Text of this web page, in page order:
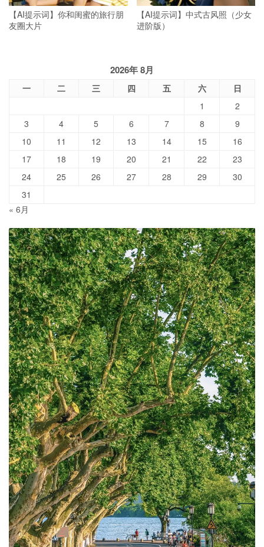
【AI提示词】你和闺蜜的旅行朋
友圈大片
【AI提示词】中式古风照（少女
进阶版）
2026年 8月
一 二 三 四 五 六
日
1
2
3
4 5 6 7 8
9
10
11 12 13 14 15
16
17
18 19 20 21 22
23
24
25 26 27 28 29
30
31
« 6月